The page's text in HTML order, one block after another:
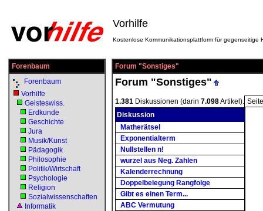
Vorhilfe
Kostenlose Kommunikationsplattform für gegenseitige
Forenbaum
Forenbaum
Vorhilfe
Geisteswiss.
Erdkunde
Geschichte
Jura
Musik/Kunst
Pädagogik
Philosophie
Politik/Wirtschaft
Psychologie
Religion
Sozialwissenschaften
Informatik
Forum "Sonstiges"
Forum "Sonstiges"
1.381 Diskussionen (darin 7.098Artikel).
Diskussion
Matherätsel
Exponentialterm
Nullstellen n!
wurzel aus Neg. Zahlen
Kalenderrechnung
Doppelbelegung Rangfolge
Gibt es einen Term...
ABC Vermutung